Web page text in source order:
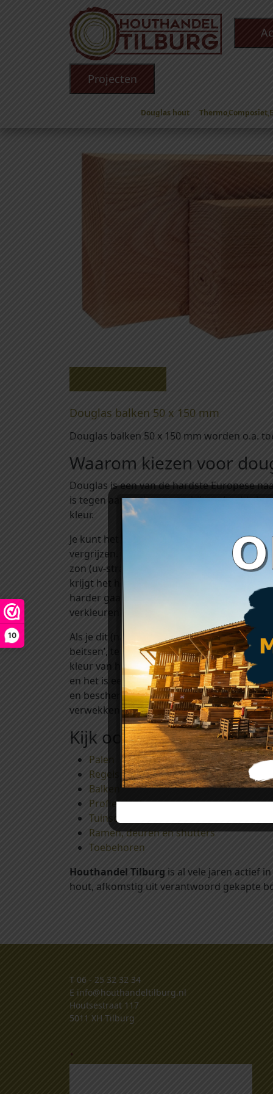
10
Projecten
Douglas hout
Douglas hout/Douglas Balken/
Douglas balken 50 x 150 mm
Douglas balken 50 x 150 mm worden o.a.
Waarom kiezen voor
Douglas is een van de hardste Europese
is tegen aantastingen van bijvoorbeeld
kleur.
Je kunt het onbehandeld verwerken. Als je
vergrijzen. Hoe dit gebeurt? Regen zorgt
zon (uv-straling) zorgt ervoor dat de
krijgt het hout langzaam een grijze kleur.
harder gaan dan bij de beschuttere
verkleuren vaak nauwelijks.
Als je dit (natuurlijke) proces van
beitsen’, te vinden onder het kopje
kleur van het hout). Het gebruik van deze
en het is een decoratieve bescherming
en beschermen uw mooie hout tegen uv-
verwekkende schimmels voorkomt. Het
Kijk ook eens bij:
Palen
Regels en ribben
Balken
Profielplanken
Tuinschermen en afdeklatten
Ramen, deuren en shutters
Toebehoren
Houthandel Tilburg is al vele jaren actief
hout, afkomstig uit verantwoord gekapte
T 06 - 25 32 32 34
E info@houthandeltilburg.nl
Houtsestraat 117
5011 XH Tilburg
.